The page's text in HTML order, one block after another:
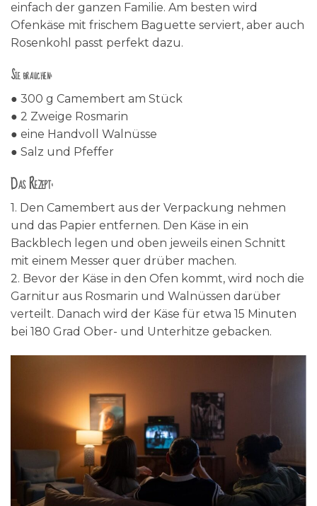
einfach der ganzen Familie. Am besten wird
Ofenkäse mit frischem Baguette serviert, aber auch
Rosenkohl passt perfekt dazu.
Sie brauchen:
● 300 g Camembert am Stück
● 2 Zweige Rosmarin
● eine Handvoll Walnüsse
● Salz und Pfeffer
Das Rezept:
1. Den Camembert aus der Verpackung nehmen
und das Papier entfernen. Den Käse in ein
Backblech legen und oben jeweils einen Schnitt
mit einem Messer quer drüber machen.
2. Bevor der Käse in den Ofen kommt, wird noch die
Garnitur aus Rosmarin und Walnüssen darüber
verteilt. Danach wird der Käse für etwa 15 Minuten
bei 180 Grad Ober- und Unterhitze gebacken.